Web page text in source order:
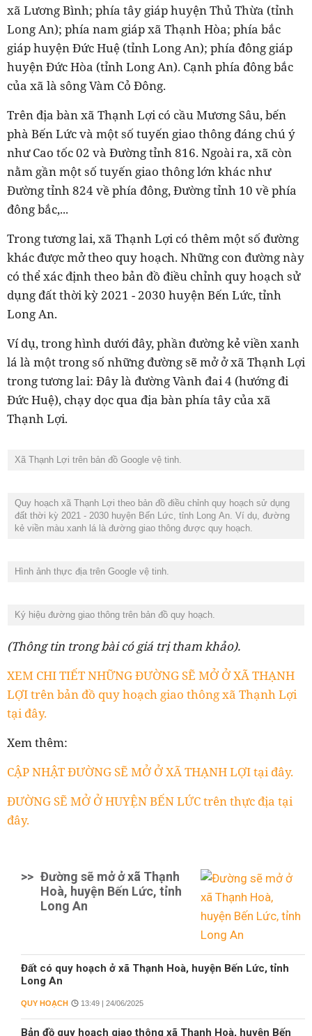
xã Lương Bình; phía tây giáp huyện Thủ Thừa (tỉnh
Long An); phía nam giáp xã Thạnh Hòa; phía bắc
giáp huyện Đức Huệ (tỉnh Long An); phía đông giáp
huyện Đức Hòa (tỉnh Long An). Cạnh phía đông bắc
của xã là sông Vàm Cỏ Đông.
Trên địa bàn xã Thạnh Lợi có cầu Mương Sâu, bến
phà Bến Lức và một số tuyến giao thông đáng chú ý
như Cao tốc 02 và Đường tỉnh 816. Ngoài ra, xã còn
nằm gần một số tuyến giao thông lớn khác như
Đường tỉnh 824 về phía đông, Đường tỉnh 10 về phía
đông bắc,...
Trong tương lai, xã Thạnh Lợi có thêm một số đường
khác được mở theo quy hoạch. Những con đường này
có thể xác định theo bản đồ điều chỉnh quy hoạch sử
dụng đất thời kỳ 2021 - 2030 huyện Bến Lức, tỉnh
Long An.
Ví dụ, trong hình dưới đây, phần đường kẻ viền xanh
lá là một trong số những đường sẽ mở ở xã Thạnh Lợi
trong tương lai: Đây là đường Vành đai 4 (hướng đi
Đức Huệ), chạy dọc qua địa bàn phía tây của xã
Thạnh Lợi.
Xã Thạnh Lợi trên bản đồ Google vệ tinh.
Quy hoạch xã Thạnh Lợi theo bản đồ điều chỉnh quy hoạch sử dụng
đất thời kỳ 2021 - 2030 huyện Bến Lức, tỉnh Long An. Ví dụ, đường
kẻ viền màu xanh lá là đường giao thông được quy hoạch.
Hình ảnh thực địa trên Google vệ tinh.
Ký hiệu đường giao thông trên bản đồ quy hoạch.
(Thông tin trong bài có giá trị tham khảo).
XEM CHI TIẾT NHỮNG ĐƯỜNG SẼ MỞ Ở XÃ THẠNH
LỢI trên bản đồ quy hoạch giao thông xã Thạnh Lợi
tại đây.
Xem thêm:
CẬP NHẬT ĐƯỜNG SẼ MỞ Ở XÃ THẠNH LỢI tại đây.
ĐƯỜNG SẼ MỞ Ở HUYỆN BẾN LỨC trên thực địa tại
đây.
>> Đường sẽ mở ở xã Thạnh
Hoà, huyện Bến Lức, tỉnh
Long An
Đất có quy hoạch ở xã Thạnh Hoà, huyện Bến Lức, tỉnh
Long An
QUY HOẠCH 13:49 | 24/06/2025
Bản đồ quy hoạch giao thông xã Thạnh Hoà, huyện Bến